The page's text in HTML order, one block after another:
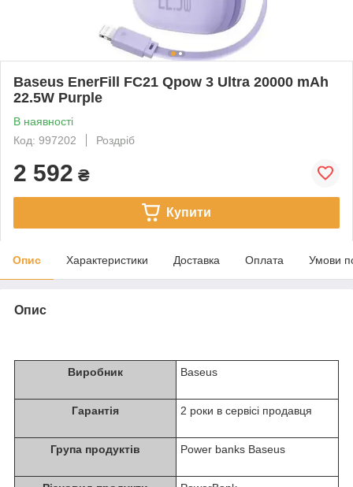
Baseus EnerFill FC21 Qpow 3 Ultra 20000 mAh
22.5W Purple
В наявності
Код: 997202
Роздріб
2 592 ₴
Купити
Опис Характеристики Доставка Оплата Умови
Опис
Виробник Baseus
Гарантія 2 роки в сервісі продавця
Група продуктів Power banks Baseus